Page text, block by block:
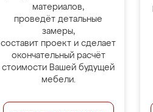
материалов,
проведёт детальные
замеры,
составит проект и сделает
окончательный расчёт
стоимости Вашей будущей
мебели.